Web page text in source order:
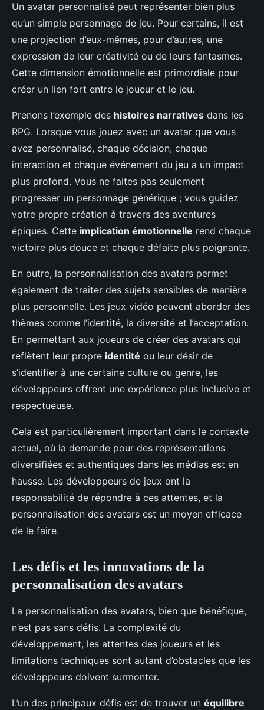
Un avatar personnalisé peut représenter bien plus
qu’un simple personnage de jeu. Pour certains, il est
une projection d’eux-mêmes, pour d’autres, une
expression de leur créativité ou de leurs fantasmes.
Cette dimension émotionnelle est primordiale pour
créer un lien fort entre le joueur et le jeu.
Prenons l’exemple des histoires narratives dans les
RPG. Lorsque vous jouez avec un avatar que vous
avez personnalisé, chaque décision, chaque
interaction et chaque événement du jeu a un impact
plus profond. Vous ne faites pas seulement
progresser un personnage générique ; vous guidez
votre propre création à travers des aventures
épiques. Cette implication émotionnelle rend chaque
victoire plus douce et chaque défaite plus poignante.
En outre, la personnalisation des avatars permet
également de traiter des sujets sensibles de manière
plus personnelle. Les jeux vidéo peuvent aborder des
thèmes comme l’identité, la diversité et l’acceptation.
En permettant aux joueurs de créer des avatars qui
reflètent leur propre identité ou leur désir de
s’identifier à une certaine culture ou genre, les
développeurs offrent une expérience plus inclusive et
respectueuse.
Cela est particulièrement important dans le contexte
actuel, où la demande pour des représentations
diversifiées et authentiques dans les médias est en
hausse. Les développeurs de jeux ont la
responsabilité de répondre à ces attentes, et la
personnalisation des avatars est un moyen efficace
de le faire.
Les défis et les innovations de la
personnalisation des avatars
La personnalisation des avatars, bien que bénéfique,
n’est pas sans défis. La complexité du
développement, les attentes des joueurs et les
limitations techniques sont autant d’obstacles que les
développeurs doivent surmonter.
L’un des principaux défis est de trouver un équilibre